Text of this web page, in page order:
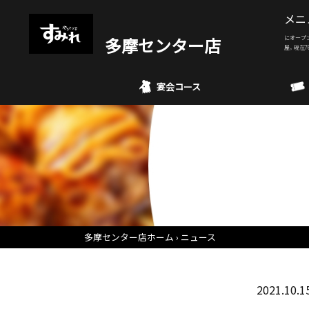
多摩センター店
メ
にオープ
屋。現在
宴会コース
多摩センター店ホーム ニュース